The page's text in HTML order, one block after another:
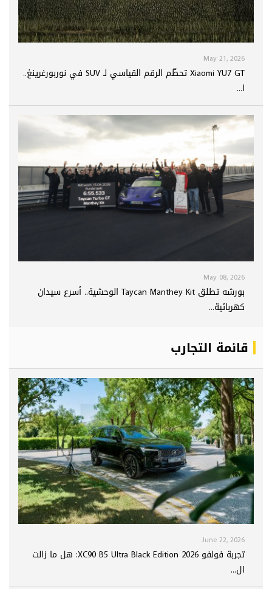
May 21, 2026
Xiaomi YU7 GT تحطّم الرقم القياسي لـ SUV في نوربورغرينغ..
ا...
May 08, 2026
بورشه تطلق Taycan Manthey Kit الوحشية.. أسرع سيدان
كهربائية...
قائمة التجارب
June 22, 2026
تجربة فولفو XC90 B5 Ultra Black Edition 2026: هل ما زالت
ال...